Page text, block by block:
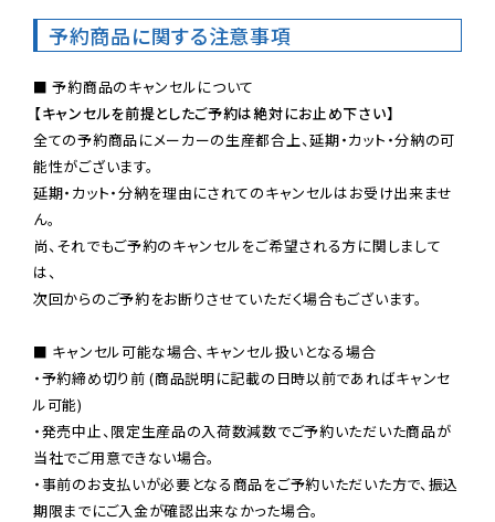
予約商品に関する注意事項
【キャンセルを前提としたご予約は絶対にお止め下さい】
全ての予約商品にメーカーの生産都合上、延期・カット・分納の可
能性がございます。
延期・カット・分納を理由にされてのキャンセルはお受け出来ませ
ん。
尚、それでもご予約のキャンセルをご希望される方に関しまして
は、
次回からのご予約をお断りさせていただく場合もございます。
■ キャンセル可能な場合、キャンセル扱いとなる場合
・予約締め切り前 (商品説明に記載の日時以前であればキャンセ
ル可能)
・発売中止、限定生産品の入荷数減数でご予約いただいた商品が
当社でご用意できない場合。
・事前のお支払いが必要となる商品をご予約いただいた方で、振込
期限までにご入金が確認出来なかった場合。